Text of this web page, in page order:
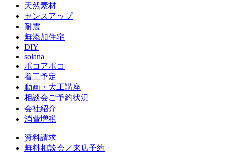
天然素材
センスアップ
耐震
無添加住宅
DIY
solana
ポコアポコ
着工予定
動画・大工講座
相談会ご予約状況
会社紹介
消費増税
資料請求
無料相談会／来店予約